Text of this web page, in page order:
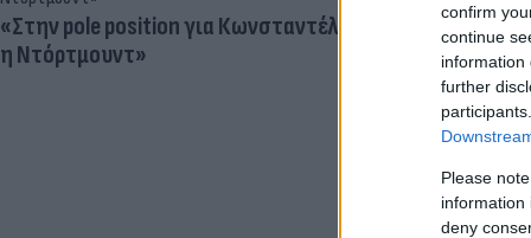
confirm
continue
information
further
Please
information
deny
«Στην pole position για Κωνσταντέλια
η Ντόρτμουντ»
Γιατί
Ο ρόλος του